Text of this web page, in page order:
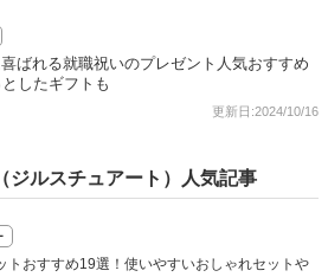
ばれる就職祝いのプレゼント人気おすすめ
したギフトも
更新日:2024/10/16
ジルスチュアート）人気記事
トおすすめ19選！使いやすいおしゃれセットや